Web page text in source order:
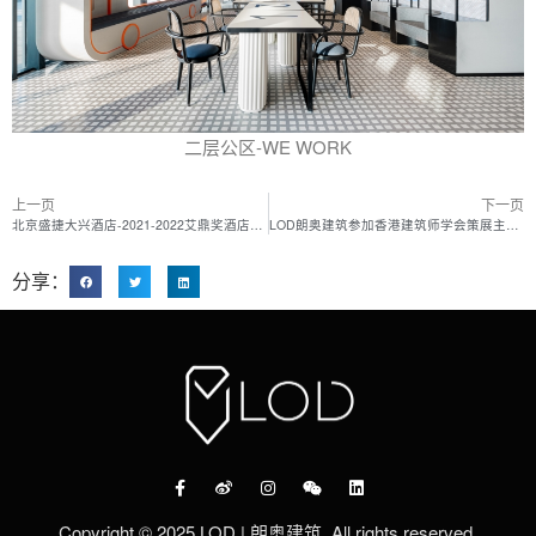
二层公区-WE WORK
上一页 下一页
分享：